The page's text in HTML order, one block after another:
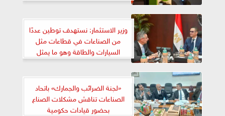
وزير الاستثمار: نستهدف توطين عددًا
من الصناعات في قطاعات مثل
السيارات والطاقة وهو ما يمثل
فرصة للتعاون بين الشركات المصرية
«لجنة الضرائب والجمارك» باتحاد
الصناعات تناقش مشكلات الصناع
بحضور قيادات حكومية